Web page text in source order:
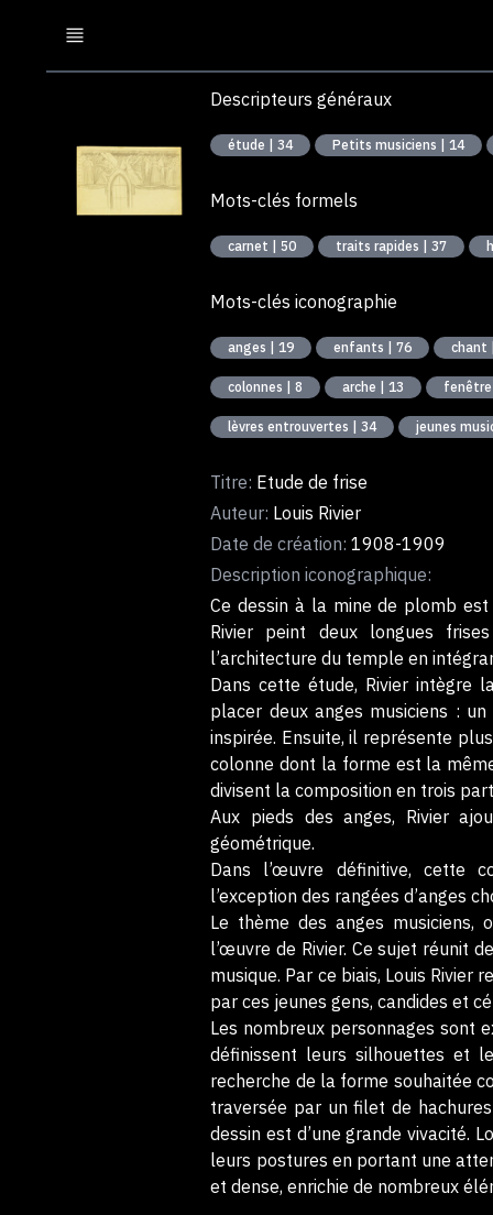
Descripteurs généraux
étude | 34 Petits musiciens | 14
Mots-clés formels
carnet | 50 traits rapides | 37
Mots-clés iconographie
anges | 19 enfants | 76 chant
colonnes | 8 arche | 13
lèvres entrouvertes | 34 jeunes
Titre: Etude de frise
Auteur: Louis Rivier
Date de création: 1908-1909
Description iconographique:
Ce dessin à la mine de plomb
Rivier peint deux longues
l’architecture du temple en
Dans cette étude, Rivier intègre
placer deux anges musiciens :
inspirée. Ensuite, il représente
colonne dont la forme est la
divisent la composition en trois
Aux pieds des anges, Rivier
géométrique.
Dans l’œuvre définitive, cette
l’exception des rangées d’anges
Le thème des anges musiciens,
l’œuvre de Rivier. Ce sujet réunit
musique. Par ce biais, Louis Rivier
par ces jeunes gens, candides et
Les nombreux personnages sont
définissent leurs silhouettes et
recherche de la forme souhaitée
traversée par un filet de
dessin est d’une grande vivacité.
leurs postures en portant une
et dense, enrichie de nombreux